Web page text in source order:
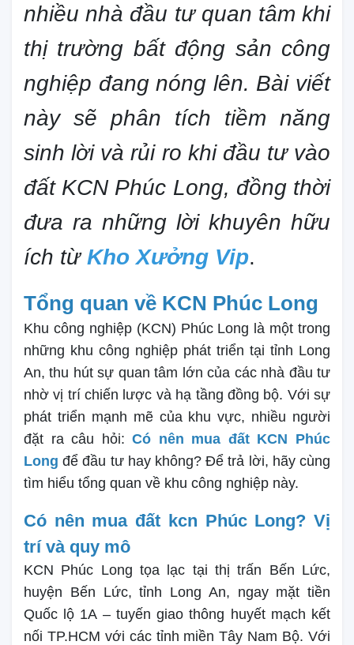
nhiều nhà đầu tư quan tâm khi
thị trường bất động sản công
nghiệp đang nóng lên. Bài viết
này sẽ phân tích tiềm năng
sinh lời và rủi ro khi đầu tư vào
đất KCN Phúc Long, đồng thời
đưa ra những lời khuyên hữu
ích từKho Xưởng Vip.
Tổng quan về KCN Phúc Long
Khu công nghiệp (KCN) Phúc Long là một trong
những khu công nghiệp phát triển tại tỉnh Long
An, thu hút sự quan tâm lớn của các nhà đầu tư
nhờ vị trí chiến lược và hạ tầng đồng bộ. Với sự
phát triển mạnh mẽ của khu vực, nhiều người
đặt ra câu hỏi:Có nên mua đất KCN Phúc
Long để đầu tư hay không? Để trả lời, hãy cùng
tìm hiểu tổng quan về khu công nghiệp này.
Có nên mua đất kcn Phúc Long? Vị
trí và quy mô
KCN Phúc Long tọa lạc tại thị trấn Bến Lức,
huyện Bến Lức, tỉnh Long An, ngay mặt tiền
Quốc lộ 1A – tuyến giao thông huyết mạch kết
nối TP.HCM với các tỉnh miền Tây Nam Bộ. Với